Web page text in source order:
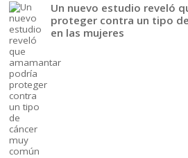
Un nuevo estudio reveló
proteger contra un tipo
en las mujeres